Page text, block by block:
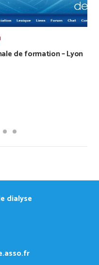
de formation – Lyon
dialyse